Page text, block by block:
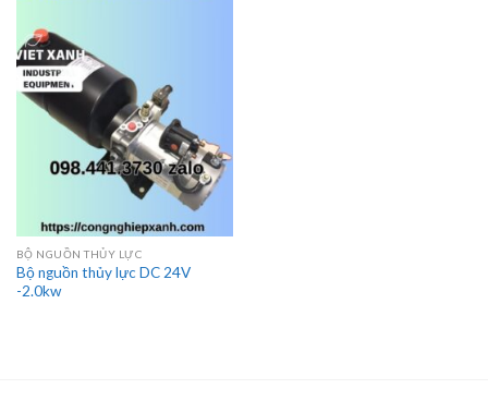
BỘ NGUỒN THỦY LỰC
Bộ nguồn thủy lực DC 24V
-2.0kw